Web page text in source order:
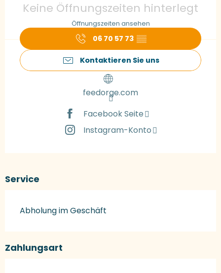
Keine Öffnungszeiten hinterlegt
Öffnungszeiten ansehen
06 70 57 73 ▒▒
Kontaktieren Sie uns
feedorge.com
Facebook Seite
Instagram-Konto
Service
Abholung im Geschäft
Zahlungsart